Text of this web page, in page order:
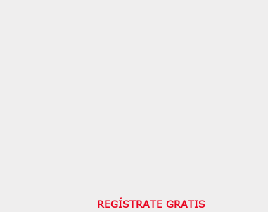
REGÍSTRATE GRATIS